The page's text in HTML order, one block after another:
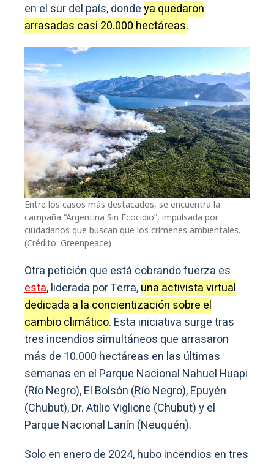
en el sur del país, dondeya quedaron
arrasadas casi 20.000 hectáreas.
Entre los casos más destacados, se encuentra la
campaña “Argentina Sin Ecocidio”, impulsada por
ciudadanos que buscan que los crímenes ambientales.
(Crédito: Greenpeace)
Otra petición que está cobrando fuerza es
esta, liderada por Terra,una activista virtual
dedicada a la concientización sobre el
cambio climático. Esta iniciativa surge tras
tres incendios simultáneos que arrasaron
más de 10.000 hectáreas en las últimas
semanas en el Parque Nacional Nahuel Huapi
(Río Negro), El Bolsón (Río Negro), Epuyén
(Chubut), Dr. Atilio Viglione (Chubut) y el
Parque Nacional Lanín (Neuquén).
Solo en enero de 2024, hubo incendios en tres